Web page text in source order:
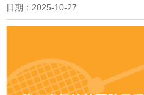
日期：2025-10-27